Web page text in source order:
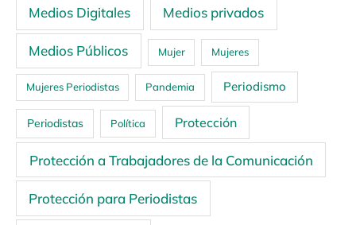
Medios Digitales Medios privados
Medios Públicos Mujer Mujeres
Mujeres Periodistas Pandemia Periodismo
Periodistas Política Protección
Protección a Trabajadores de la Comunicación
Protección para Periodistas